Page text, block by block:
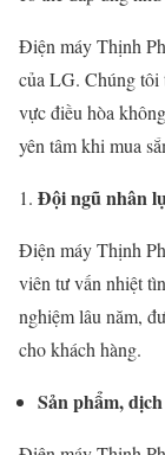
Điện máy Thịnh
của LG. Chúng tôi
vực điều hòa
yên tâm khi mua
Đội ngũ nhân
Điện máy Thịnh
viên tư vấn nhiệt
nghiệm lâu năm,
cho khách hàng.
Sản phẩm,